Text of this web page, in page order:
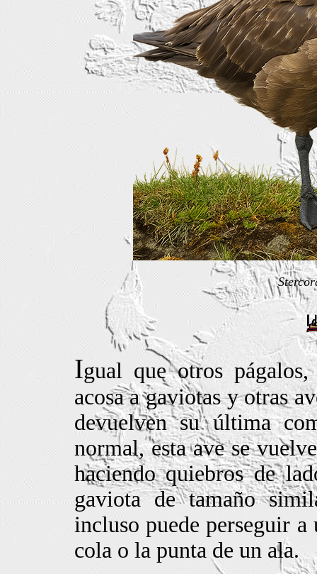
Igual que otros
acosa a gaviotas y otras
devuelven su última
normal, esta ave se
haciendo quiebros de
gaviota de tamaño
incluso puede perseguir a
cola o la punta de un ala.